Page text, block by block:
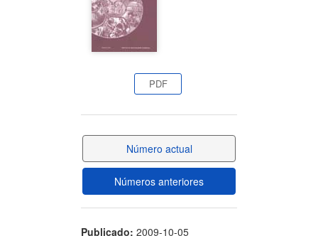
PDF
Número actual
Números anteriores
Publicado: 2009-10-05